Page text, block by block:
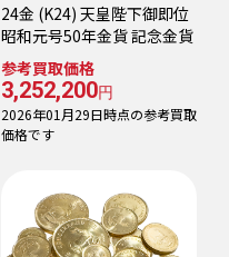
24金 (K24) 天皇陛下御即位
昭和元号50年金貨 記念金貨
参考買取価格
3,252,200円
2026年01月29日時点の参考買取
価格です